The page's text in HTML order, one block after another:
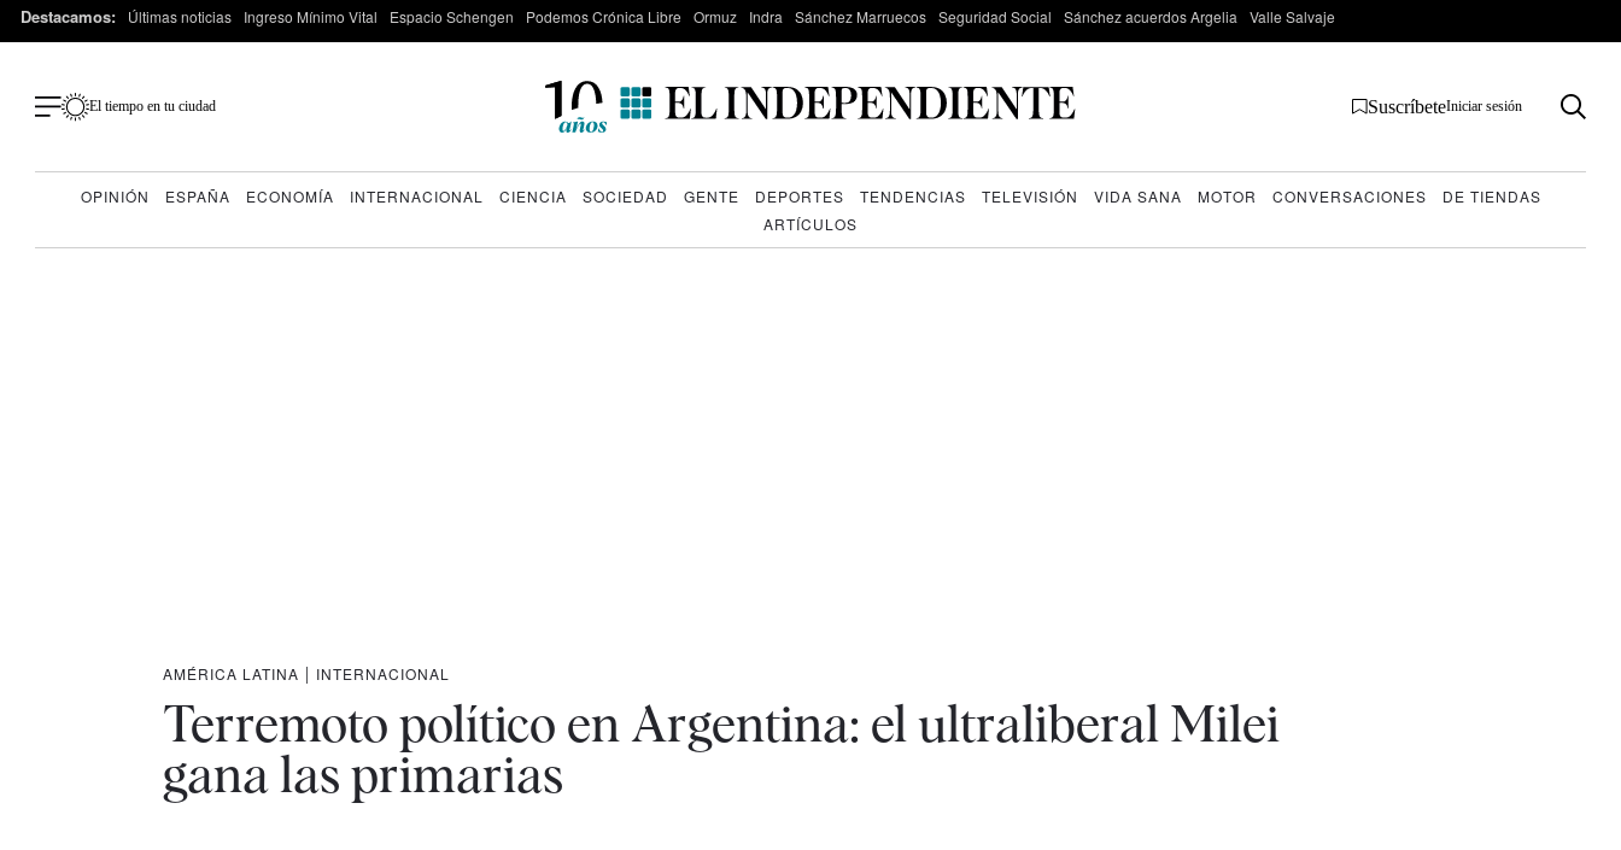
Destacamos: Últimas noticias Ingreso Mínimo Vital Espacio Schengen Podemos Crónica Libre Ormuz Indra Sánchez Marruecos Seguridad Social Sánchez acuerdos Argelia Valle Salvaje
El tiempo en tu ciudad SuscríbeteIniciar sesión
OPINIÓN ESPAÑA ECONOMÍA INTERNACIONAL CIENCIA SOCIEDAD GENTE DEPORTES TENDENCIAS TELEVISIÓN VIDA SANA MOTOR CONVERSACIONES
DE TIENDAS
ARTÍCULOS
AMÉRICA LATINA | INTERNACIONAL
Terremoto político en Argentina: el ultraliberal Milei
gana las primarias